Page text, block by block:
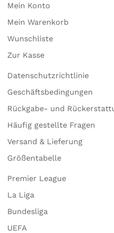
Mein Konto
Mein Warenkorb
Wunschliste
Zur Kasse
Datenschutzrichtlinie
Geschäftsbedingungen
Rückgabe- und
Häufig gestellte Fragen
Versand & Lieferung
Größentabelle
Premier League
La Liga
Bundesliga
UEFA